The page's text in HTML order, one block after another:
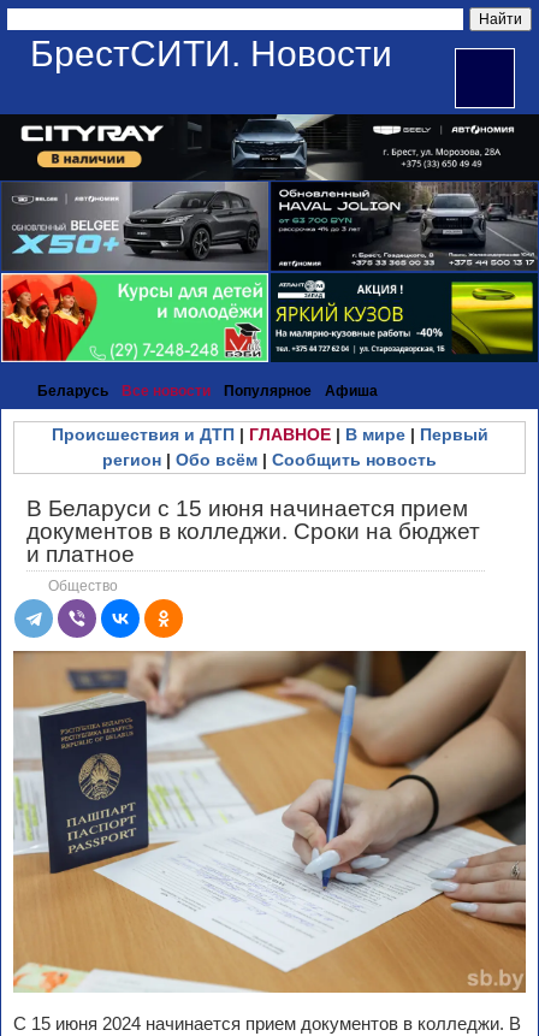
БрестСИТИ. Новости
Беларусь Все новости Популярное Афиша
Происшествия и ДТП| ГЛАВНОЕ| В мире| Первый
регион | Обо всём | Сообщить новость
В Беларуси с 15 июня начинается прием
документов в колледжи. Сроки на бюджет
и платное
Общество
С 15 июня 2024 начинается прием документов в колледжи. В